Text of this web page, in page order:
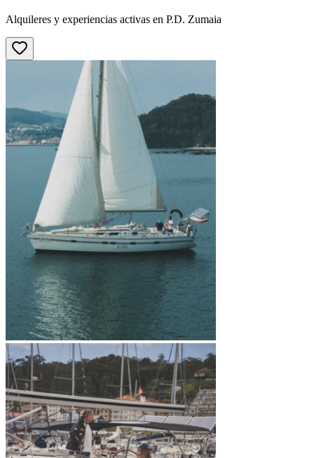
Alquileres y experiencias activas en P.D. Zumaia